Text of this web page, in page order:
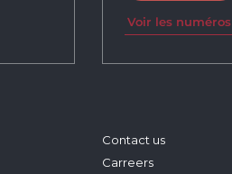
Voir les numéros
Contact us
Carreers